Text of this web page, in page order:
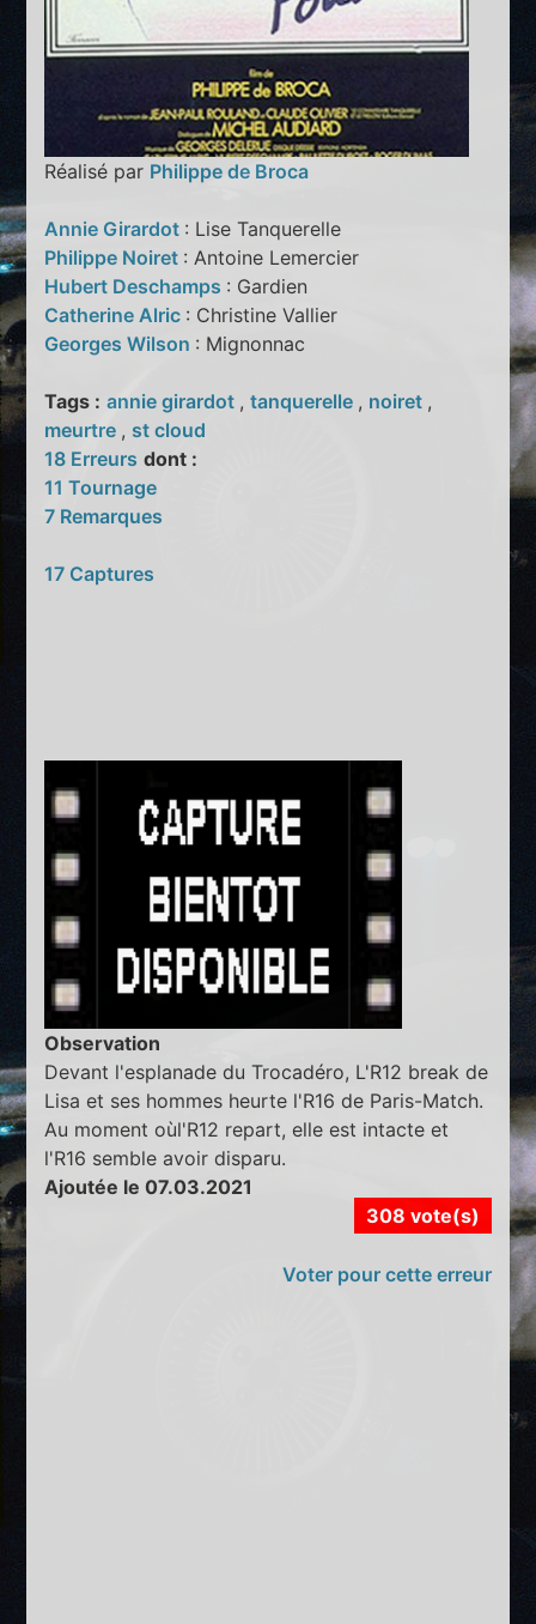
Réalisé par Philippe de Broca
Annie Girardot : Lise Tanquerelle
Philippe Noiret : Antoine Lemercier
Hubert Deschamps : Gardien
Catherine Alric : Christine Vallier
Georges Wilson : Mignonnac
Tags : annie girardot ,tanquerelle , noiret ,
meurtre , st cloud
18 Erreurs dont :
11 Tournage
7 Remarques
17 Captures
Observation
Devant l'esplanade du Trocadéro, L'R12 break de
Lisa et ses hommes heurte l'R16 de Paris-Match.
Au moment oùl'R12 repart, elle est intacte et
l'R16 semble avoir disparu.
Ajoutée le 07.03.2021
308 vote(s)
Voter pour cette erreur